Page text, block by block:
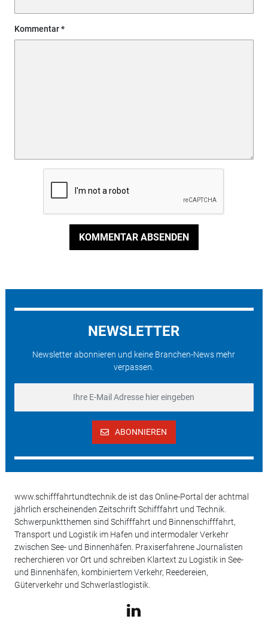
Kommentar
KOMMENTAR ABSENDEN
NEWSLETTER
Newsletter abonnieren und keine Branchen-News mehr
verpassen.
ABONNIEREN
www.schifffahrtundtechnik.de ist das Online-Portal der achtmal
jährlich erscheinenden Zeitschrift Schifffahrt und Technik.
Schwerpunktthemen sind Schifffahrt und Binnenschifffahrt,
Transport und Logistik im Hafen und intermodaler Verkehr
zwischen See- und Binnenhäfen. Praxiserfahrene Journalisten
recherchieren vor Ort und schreiben Klartext zu Logistik in See-
und Binnenhäfen, kombiniertem Verkehr, Reedereien,
Güterverkehr und Schwerlastlogistik.